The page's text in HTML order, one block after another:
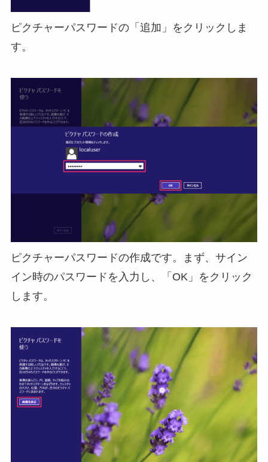
ピクチャーパスワードの「追加」をクリックしま
す。
ピクチャーパスワードの作成です。まず、サイン
イン時のパスワードを入力し、「OK」をクリック
します。